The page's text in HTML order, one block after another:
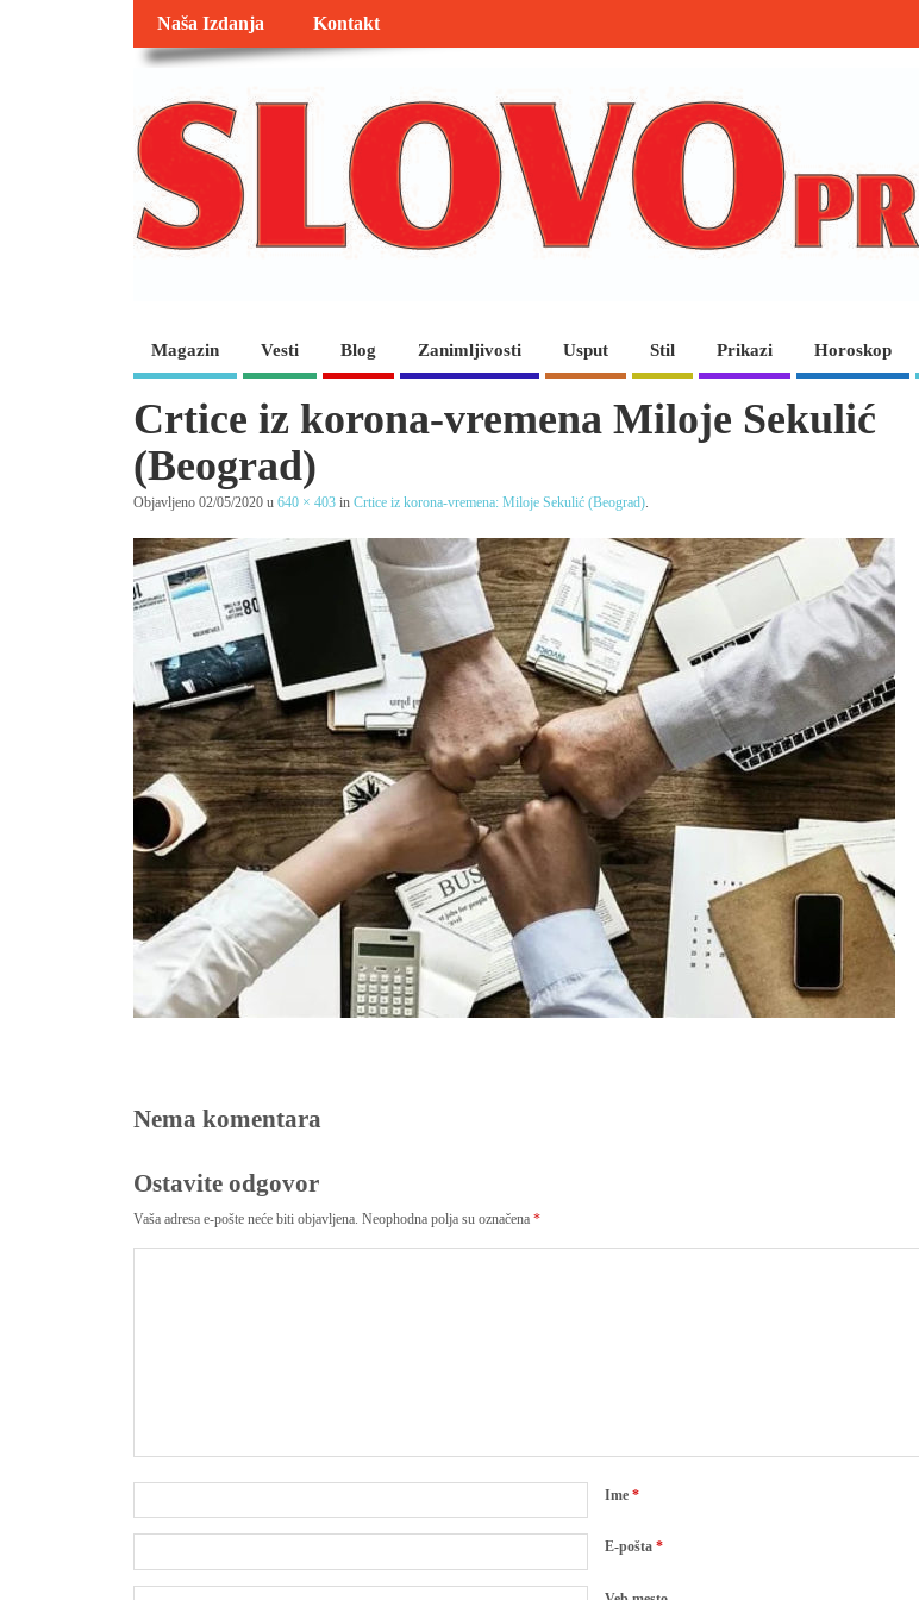
Naša Izdanja Kontakt
Magazin Vesti Blog Zanimljivosti Usput Stil Prikazi Horoskop
Crtice iz korona-vremena Miloje Sekulić
(Beograd)
Objavljeno 02/05/2020 u 640 × 403 in Crtice iz korona-vremena: Miloje Sekulić (Beograd).
Nema komentara
Ostavite odgovor
Vaša adresa e-pošte neće biti objavljena. Neophodna polja su označena *
Ime *
E-pošta *